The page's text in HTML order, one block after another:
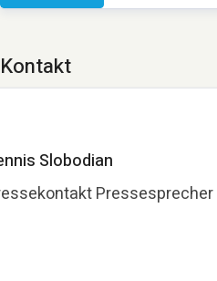
Kontakt
Slobodian
Pressesprecher